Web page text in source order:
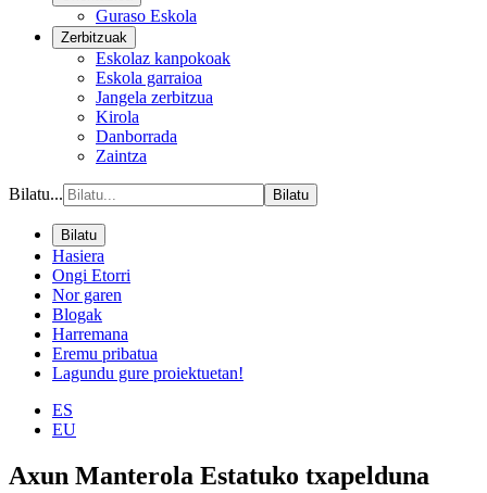
Guraso Eskola
Zerbitzuak
Eskolaz kanpokoak
Eskola garraioa
Jangela zerbitzua
Kirola
Danborrada
Zaintza
Bilatu... Bilatu
Bilatu
Hasiera
Ongi Etorri
Nor garen
Blogak
Harremana
Eremu pribatua
Lagundu gure proiektuetan!
ES
EU
Axun Manterola Estatuko txapelduna